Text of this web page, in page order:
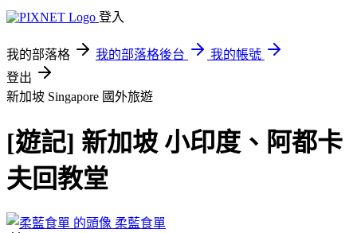
登入
我的部落格 我的部落格後台
我的帳號
登出
新加坡 Singapore 國外旅遊
[遊記] 新加坡 小印度、阿都卡
夫回教堂
柔藍食單